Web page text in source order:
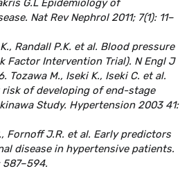
G.L Epidemiology of
Nat Rev Nephrol 2011; 7(1): 11–
Randall P.K. et al. Blood pressure
Factor Intervention Trial). N Engl J
Tozawa M., Iseki K., Iseki C. et al.
of developing of end-stage
Study. Hypertension 2003 41:
Fornoff J.R. et al. Early predictors
disease in hypertensive patients.